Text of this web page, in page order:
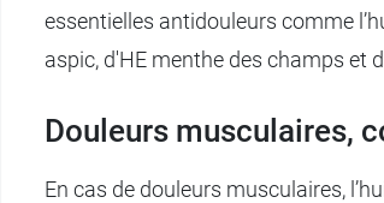
essentielles antidouleurs comme
aspic, d'HE menthe des champs et
Douleurs musculaires,
En cas de douleurs musculaires,